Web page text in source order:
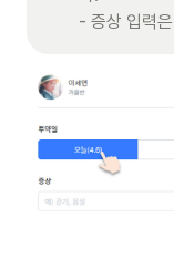
- 증상 입력